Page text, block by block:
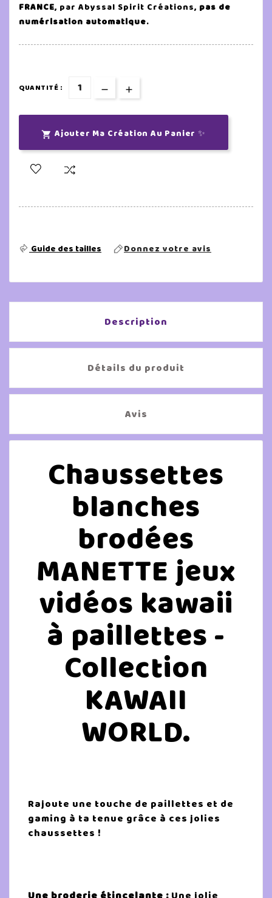
FRANCE, par Abyssal Spirit Créations, pas de
numérisation automatique.
QUANTITÉ :
 Ajouter Ma Création Au Panier ✨
Guide des tailles Donnez votre avis
Description
Détails du produit
Avis
Chaussettes
blanches
brodées
MANETTE jeux
vidéos kawaii
à paillettes -
Collection
KAWAII
WORLD.
Rajoute une touche de paillettes et de
gaming à ta tenue grâce à ces jolies
chaussettes !